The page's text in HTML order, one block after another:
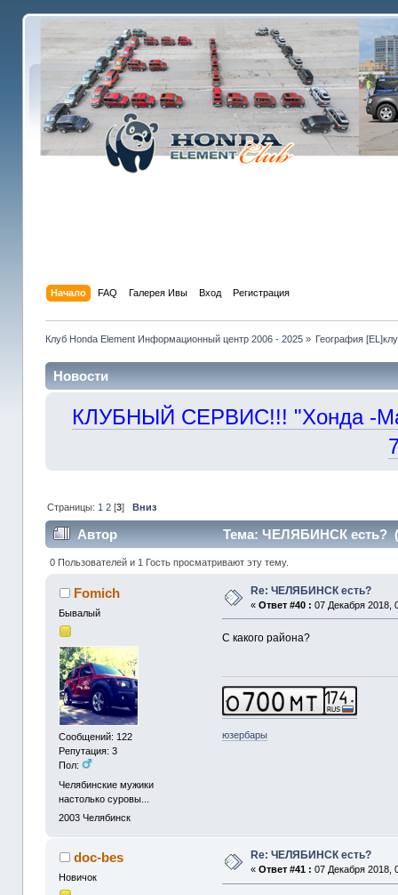
Начало FAQ Галерея Ивы Вход Регистрация
Клуб Honda Element Информационный центр 2006 - 2025» География
Новости
КЛУБНЫЙ СЕРВИС!!! "Хонда -
Страницы: 1 2[3] Вниз
Автор Тема: ЧЕЛЯБИНСК есть?
0 Пользователей и 1 Гость просматривают эту тему.
Fomich
Бывалый
Сообщений: 122
Репутация: 3
Пол:
Челябинские мужики
настолько суровы...
2003 Челябинск
Re: ЧЕЛЯБИНСК есть?
«Ответ #40 : 07 Декабря 2018,
С какого района?
юзербары
doc-bes
Новичок
Re: ЧЕЛЯБИНСК есть?
«Ответ #41 : 07 Декабря 2018,